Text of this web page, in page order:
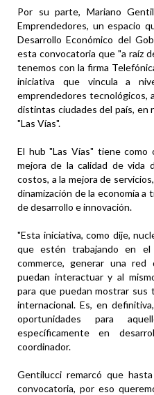
Por su parte, Mariano
Emprendedores, un espacio
Desarrollo Económico del
esta convocatoria que "a raíz
tenemos con la firma
iniciativa que vincula a
emprendedores tecnológicos,
distintas ciudades del país, en
"Las Vías".
El hub "Las Vías" tiene como
mejora de la calidad de vida
costos, a la mejora de
dinamización de la economía a
de desarrollo e innovación.
"Esta iniciativa, como dije,
que estén trabajando en el
commerce, generar una
puedan interactuar y al
para que puedan mostrar sus
internacional. Es, en
oportunidades para
específicamente en
coordinador.
Gentilucci remarcó que
convocatoria, por eso